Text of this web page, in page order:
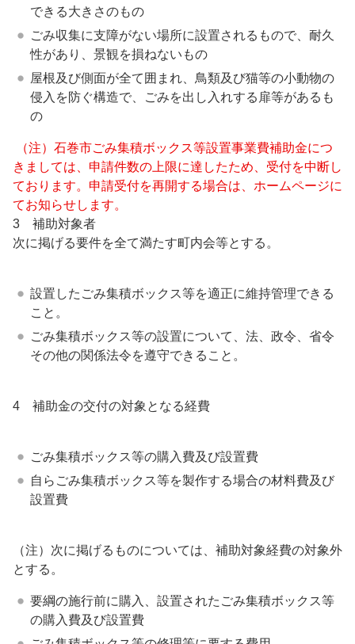
できる大きさのもの
ごみ収集に支障がない場所に設置されるもので、耐久
性があり、景観を損ねないもの
屋根及び側面が全て囲まれ、鳥類及び猫等の小動物の
侵入を防ぐ構造で、ごみを出し入れする扉等があるも
の
（注）石巻市ごみ集積ボックス等設置事業費補助金につ
きましては、申請件数の上限に達したため、受付を中断し
ております。申請受付を再開する場合は、ホームページに
てお知らせします。
3 補助対象者
次に掲げる要件を全て満たす町内会等とする。
設置したごみ集積ボックス等を適正に維持管理できる
こと。
ごみ集積ボックス等の設置について、法、政令、省令
その他の関係法令を遵守できること。
4 補助金の交付の対象となる経費
ごみ集積ボックス等の購入費及び設置費
自らごみ集積ボックス等を製作する場合の材料費及び
設置費
（注）次に掲げるものについては、補助対象経費の対象外
とする。
要綱の施行前に購入、設置されたごみ集積ボックス等
の購入費及び設置費